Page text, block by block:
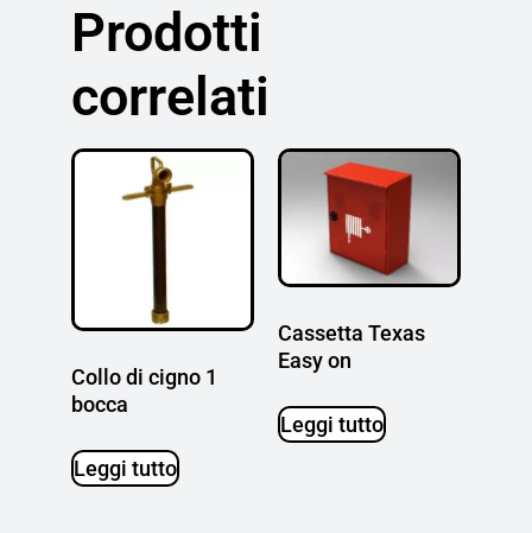
Prodotti
correlati
Collo di cigno 1
bocca
Leggi tutto
Cassetta Texas
Easy on
Leggi tutto